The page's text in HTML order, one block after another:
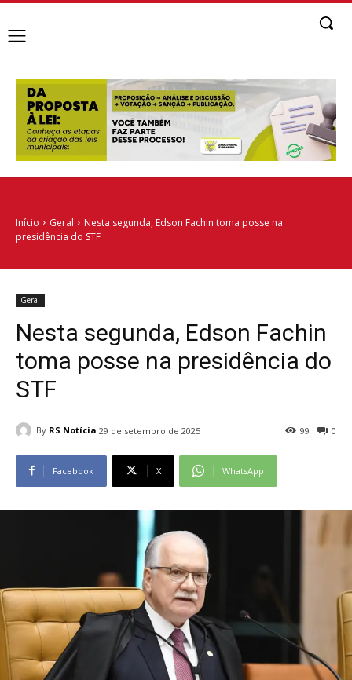
Início Geral
Nesta segunda, Edson Fachin toma posse na
presidência do STF
Geral
Nesta segunda, Edson Fachin
toma posse na presidência do
STF
By RS Notícia 29 de setembro de 2025 0
99
Facebook X WhatsApp